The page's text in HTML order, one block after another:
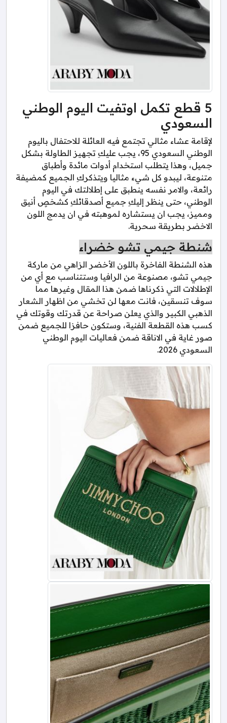
5 قطع تكمل اوتفيت اليوم الوطني
السعودي
لإقامة عشاء مثالي تجتمع فيه العائلة للاحتفال باليوم
الوطني السعودي 95، يجب عليكِ تجهيز الطاولة بشكل
جميل، وهذا يتطلب استخدام أدوات مائدة وأطباق
متنوعة، ليبدو كل شيء مثاليا ويتذكركِ الجميع كمضيفة
رائعة، والامر نفسه ينطبق على إطلالتك في اليوم
الوطني، حتى ينظر إليكِ جميع أصدقائكِ كشخصٍ أنيق
ومميز، يجب ان يستشاره لموهبته في ان يدمج اللون
الاخضر بطريقة سحرية.
شنطة جيمي تشو خضراء
هذه الشنطة الفاخرة باللون الأخضر الزاهي من ماركة
جيمي تشو، مصنوعة من الرافيا وستتناسب مع أي من
الإطلالات التي ذكرناها ضمن هذا المقال وغيرها مما
سوف تنسقين، فانت معها لن تخشي من اظهار الشعار
الذهبي الكبير والذي يعلن صراحة عن قدرتك وقوتك في
كسب هذه القطعة الفنية، وستكون حافزا للجميع ضمن
صور غاية في الاناقة ضمن فعاليات اليوم الوطني
السعودي 2026.